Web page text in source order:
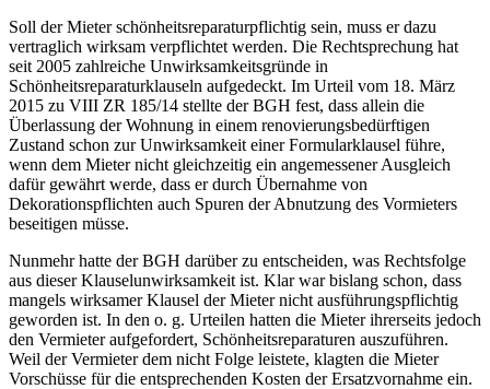
Soll der Mieter schönheitsreparaturpflichtig sein, muss er dazu
vertraglich wirksam verpflichtet werden. Die Rechtsprechung hat
seit 2005 zahlreiche Unwirksamkeitsgründe in
Schönheitsreparaturklauseln aufgedeckt. Im Urteil vom 18. März
2015 zu VIII ZR 185/14 stellte der BGH fest, dass allein die
Überlassung der Wohnung in einem renovierungsbedürftigen
Zustand schon zur Unwirksamkeit einer Formularklausel führe,
wenn dem Mieter nicht gleichzeitig ein angemessener Ausgleich
dafür gewährt werde, dass er durch Übernahme von
Dekorationspflichten auch Spuren der Abnutzung des Vormieters
beseitigen müsse.
Nunmehr hatte der BGH darüber zu entscheiden, was Rechtsfolge
aus dieser Klauselunwirksamkeit ist. Klar war bislang schon, dass
mangels wirksamer Klausel der Mieter nicht ausführungspflichtig
geworden ist. In den o. g. Urteilen hatten die Mieter ihrerseits jedoch
den Vermieter aufgefordert, Schönheitsreparaturen auszuführen.
Weil der Vermieter dem nicht Folge leistete, klagten die Mieter
Vorschüsse für die entsprechenden Kosten der Ersatzvornahme ein.